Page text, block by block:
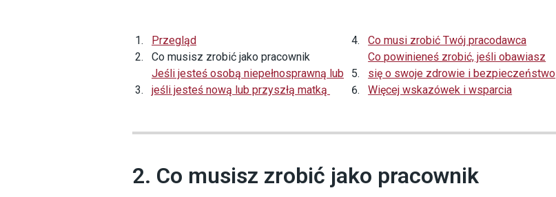
Przegląd
Co musisz zrobić jako pracownik
Jeśli jesteś osobą niepełnosprawną lub
jeśli jesteś nową lub przyszłą matką
Co musi zrobić Twój pracodawca
Co powinieneś zrobić, jeśli obawiasz
się o swoje zdrowie i bezpieczeństwo
Więcej wskazówek i wsparcia
2. Co musisz zrobić jako pracownik